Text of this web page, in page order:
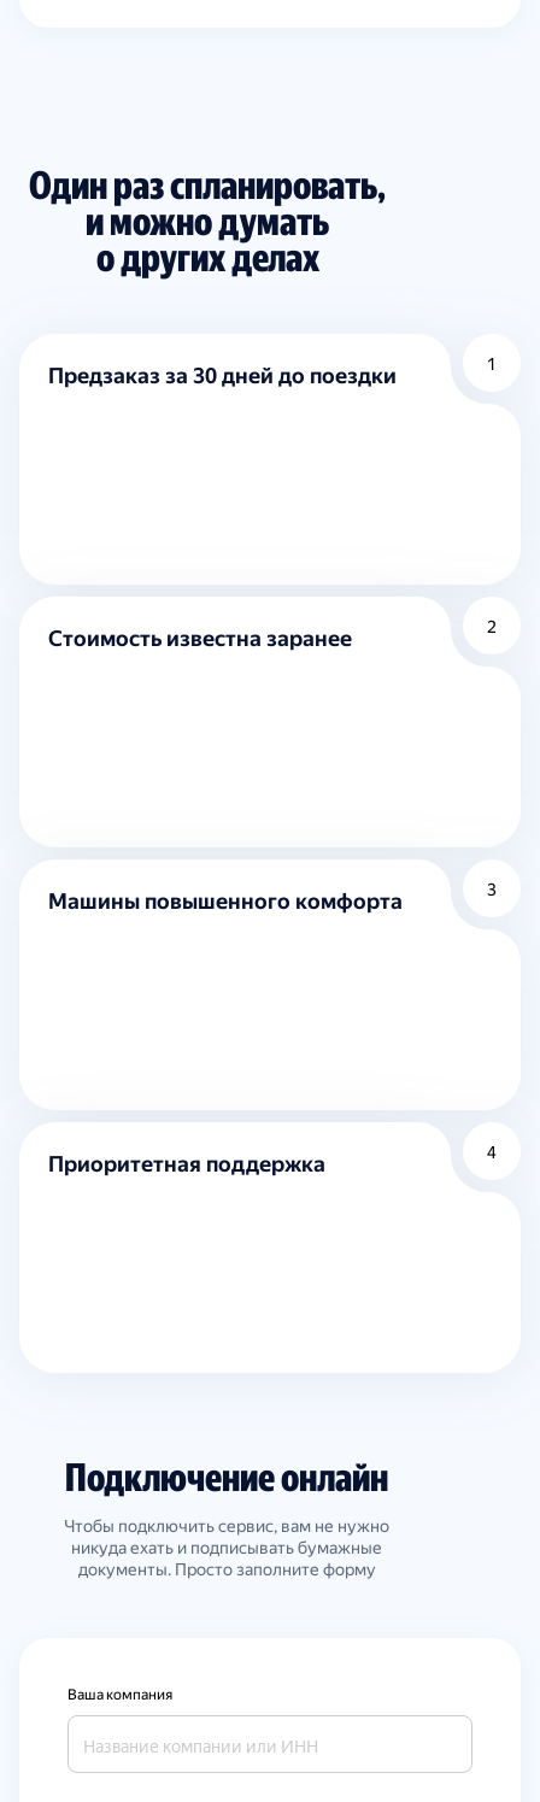
Один раз спланировать,
и можно думать
о других делах
1
Предзаказ за 30 дней до поездки
2
Стоимость известна заранее
3
Машины повышенного комфорта
4
Приоритетная поддержка
Подключение онлайн
Чтобы подключить сервис, вам не нужно
никуда ехать и подписывать бумажные
документы. Просто заполните форму
Ваша компания